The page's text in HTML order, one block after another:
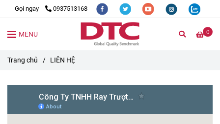
Gọi ngay 0937513168
0
MENU
Trang chủ / LIÊN HỆ